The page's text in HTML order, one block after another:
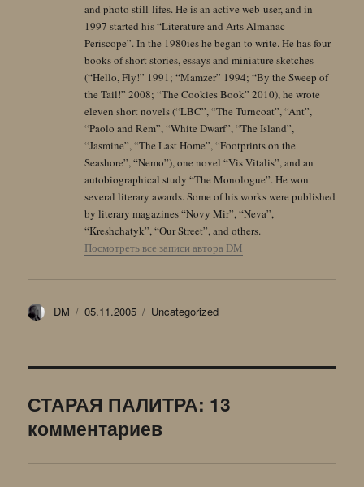
and photo still-lifes. He is an active web-user, and in
1997 started his “Literature and Arts Almanac
Periscope”. In the 1980ies he began to write. He has four
books of short stories, essays and miniature sketches
(“Hello, Fly!” 1991; “Mamzer” 1994; “By the Sweep of
the Tail!” 2008; “The Cookies Book” 2010), he wrote
eleven short novels (“LBC”, “The Turncoat”, “Ant”,
“Paolo and Rem”, “White Dwarf”, “The Island”,
“Jasmine”, “The Last Home”, “Footprints on the
Seashore”, “Nemo”), one novel “Vis Vitalis”, and an
autobiographical study “The Monologue”. He won
several literary awards. Some of his works were published
by literary magazines “Novy Mir”, “Neva”,
“Kreshchatyk”, “Our Street”, and others.
Посмотреть все записи автора DM
Автор
DM Опубликовано
05.11.2005 Рубрики
Uncategorized
СТАРАЯ ПАЛИТРА: 13
комментариев